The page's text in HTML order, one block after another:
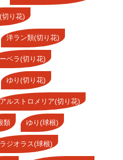
切り花)
洋ラン類(切り花)
ベラ(切り花)
ゆり(切り花)
ルストロメリア(切り花)
類 ゆり(球根)
ジオラス(球根)